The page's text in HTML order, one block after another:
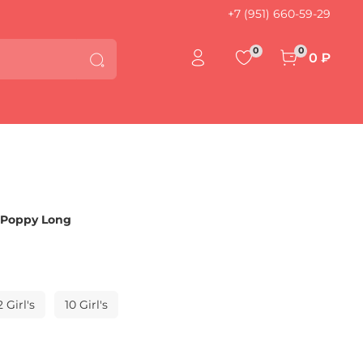
+7 (951) 660-59-29
0 0 0 ₽
Long
Girl's 10 Girl's